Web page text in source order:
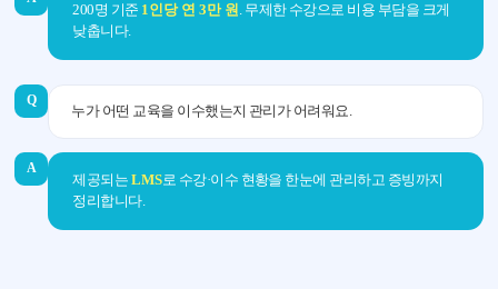
200명 기준 1인당 연 3만 원
. 무제한 수강으로 비용 부담을 크게
낮춥니다.
Q
누가 어떤 교육을 이수했는지 관리가 어려워요.
A
제공되는 LMS로 수강·이수 현황을 한눈에 관리하고 증빙까지
정리합니다.